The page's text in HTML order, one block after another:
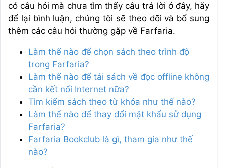
có câu hỏi mà chưa tìm thấy câu trả lời ở đây, hãy
để lại bình luận, chúng tôi sẽ theo dõi và bổ sung
thêm các câu hỏi thường gặp về Farfaria.
Làm thế nào để chọn sách theo trình độ
trong Farfaria?
Làm thế nào để tải sách về đọc offline không
cần kết nối Internet nữa?
Tìm kiếm sách theo từ khóa như thế nào?
Làm thế nào để thay đổi mật khẩu sử dụng
Farfaria?
Farfaria Bookclub là gì, tham gia như thế
nào?